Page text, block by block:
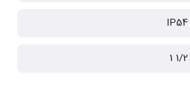
IP54
1/2 1